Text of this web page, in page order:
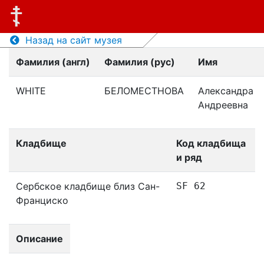
Назад на сайт музея
Фамилия (англ)
Фамилия (рус) Имя
WHITE БЕЛОМЕСТНОВА
Александра
Андреевна
Кладбище
Код кладбища
и ряд
Сербское кладбище близ Сан-
Франциско
SF 62
Описание